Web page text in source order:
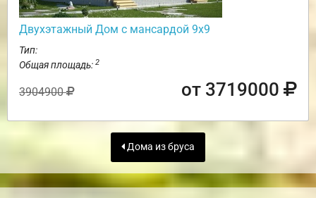
Двухэтажный Дом с мансардой 9х9
Тип:
Общая площадь: 2
3904900 от 3719000
Дома из бруса